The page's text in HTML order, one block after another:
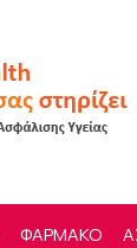
ΦΑΡΜΑΚΟ